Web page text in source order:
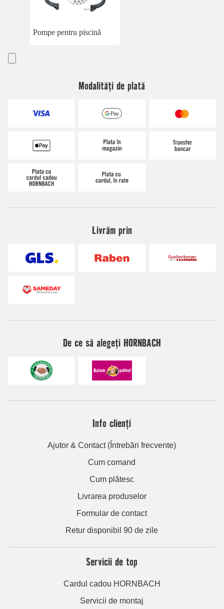
Pompe pentru piscină
Modalități de plată
Livrăm prin
De ce să alegeți HORNBACH
Info clienți
Ajutor & Contact (Întrebări frecvente)
Cum comand
Cum plătesc
Livrarea produselor
Formular de contact
Retur disponibil 90 de zile
Servicii de top
Cardul cadou HORNBACH
Servicii de montaj